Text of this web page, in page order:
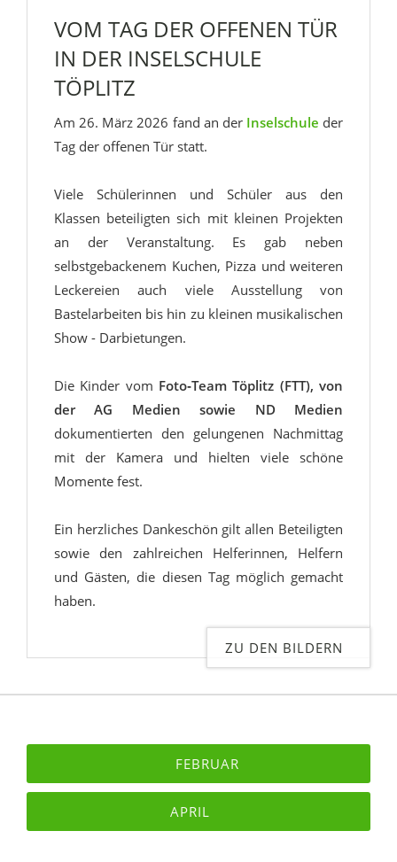
VOM TAG DER OFFENEN TÜR
IN DER INSELSCHULE
TÖPLITZ
Am 26. März 2026 fand an der Inselschule der
Tag der offenen Tür statt.
Viele Schülerinnen und Schüler aus den
Klassen beteiligten sich mit kleinen Projekten
an der Veranstaltung. Es gab neben
selbstgebackenem Kuchen, Pizza und weiteren
Leckereien auch viele Ausstellung von
Bastelarbeiten bis hin zu kleinen musikalischen
Show - Darbietungen.
Die Kinder vom Foto‑Team Töplitz (FTT), von
der AG Medien sowie ND Medien
dokumentierten den gelungenen Nachmittag
mit der Kamera und hielten viele schöne
Momente fest.
Ein herzliches Dankeschön gilt allen Beteiligten
sowie den zahlreichen Helferinnen, Helfern
und Gästen, die diesen Tag möglich gemacht
haben.
ZU DEN BILDERN
FEBRUAR
APRIL